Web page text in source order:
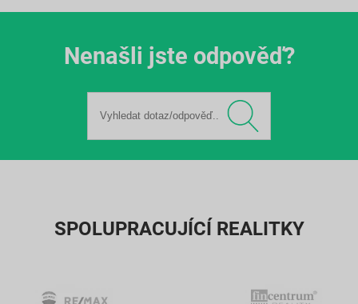
Nenašli jste odpověď?
SPOLUPRACUJÍCÍ REALITKY